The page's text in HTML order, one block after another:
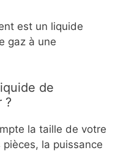
est un liquide
gaz à une
de
?
la taille de votre
la puissance